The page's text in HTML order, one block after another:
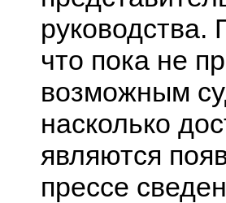
руководства.
что пока не
возможным
насколько
являются
прессе